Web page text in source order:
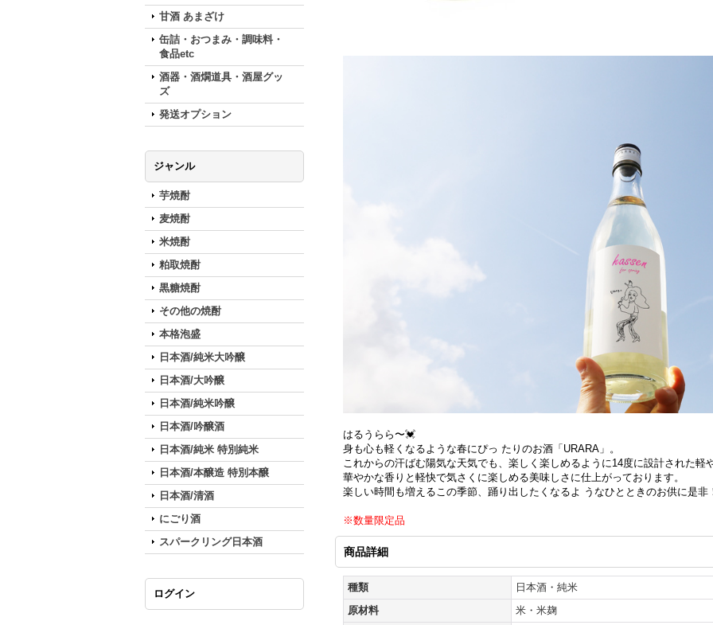
甘酒 あまざけ
缶詰・おつまみ・調味料・
食品etc
酒器・酒燗道具・酒屋グッ
ズ
発送オプション
ジャンル
芋焼酎
麦焼酎
米焼酎
粕取焼酎
黒糖焼酎
その他の焼酎
本格泡盛
日本酒/純米大吟醸
日本酒/大吟醸
日本酒/純米吟醸
日本酒/吟醸酒
日本酒/純米 特別純米
日本酒/本醸造 特別本醸
日本酒/清酒
にごり酒
スパークリング日本酒
ログイン
はるうらら〜💓
身も心も軽くなるような春にぴっ たりのお酒「URARA」。
これからの汗ばむ陽気な天気でも、楽しく楽しめるように14度に設計された軽
華やかな香りと軽快で気さくに楽しめる美味しさに仕上がっております。
楽しい時間も増えるこの季節、踊り出したくなるよ うなひとときのお供に是非
※数量限定品
商品詳細
種類
日本酒・純米
原材料
米・米麹